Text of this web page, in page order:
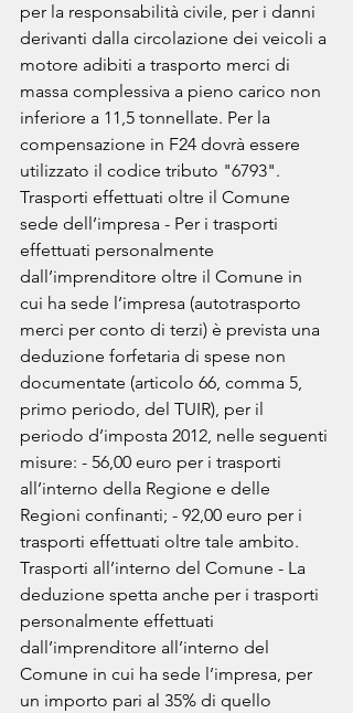
per la responsabilità civile, per i danni
derivanti dalla circolazione dei veicoli a
motore adibiti a trasporto merci di
massa complessiva a pieno carico non
inferiore a 11,5 tonnellate. Per la
compensazione in F24 dovrà essere
utilizzato il codice tributo "6793".
Trasporti effettuati oltre il Comune
sede dell’impresa - Per i trasporti
effettuati personalmente
dall’imprenditore oltre il Comune in
cui ha sede l’impresa (autotrasporto
merci per conto di terzi) è prevista una
deduzione forfetaria di spese non
documentate (articolo 66, comma 5,
primo periodo, del TUIR), per il
periodo d’imposta 2012, nelle seguenti
misure: - 56,00 euro per i trasporti
all’interno della Regione e delle
Regioni confinanti; - 92,00 euro per i
trasporti effettuati oltre tale ambito.
Trasporti all’interno del Comune - La
deduzione spetta anche per i trasporti
personalmente effettuati
dall’imprenditore all’interno del
Comune in cui ha sede l’impresa, per
un importo pari al 35% di quello